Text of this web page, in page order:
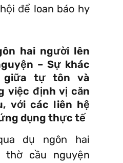
để loan báo hy
hai người lên
– Sự khác
giữa tự tôn và
việc định vị căn
với các liên hệ
dụng thực tế
dụ ngôn hai
thờ cầu nguyện